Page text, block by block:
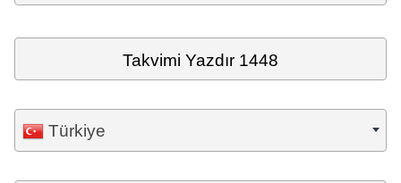
Takvimi Yazdır 1448
Türkiye